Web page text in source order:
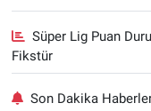
Süper Lig Puan
Fikstür
Son Dakika